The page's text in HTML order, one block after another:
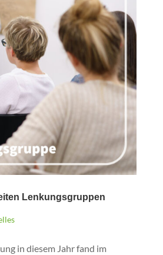
Lenkungsgruppen
in diesem Jahr fand im